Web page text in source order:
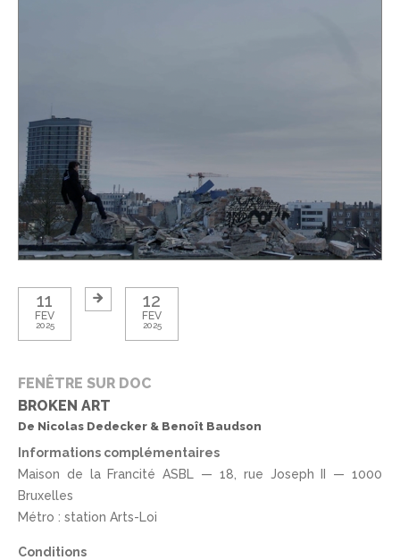
11
FEV
2025
12
FEV
2025
FENÊTRE SUR DOC
BROKEN ART
De Nicolas Dedecker & Benoît Baudson
Informations complémentaires
Maison de la Francité ASBL — 18, rue Joseph II — 1000
Bruxelles
Métro : station Arts-Loi
Conditions